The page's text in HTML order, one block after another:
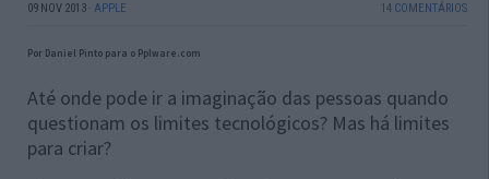
09 NOV 2013 · APPLE 14 COMENTÁRIOS
Por Daniel Pinto para o Pplware.com
Até onde pode ir a imaginação das pessoas quando
questionam os limites tecnológicos? Mas há limites
para criar?